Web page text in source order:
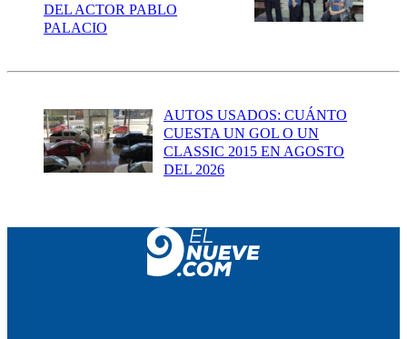
DEL ACTOR PABLO
PALACIO
AUTOS USADOS: CUÁNTO
CUESTA UN GOL O UN
CLASSIC 2015 EN AGOSTO
DEL 2026